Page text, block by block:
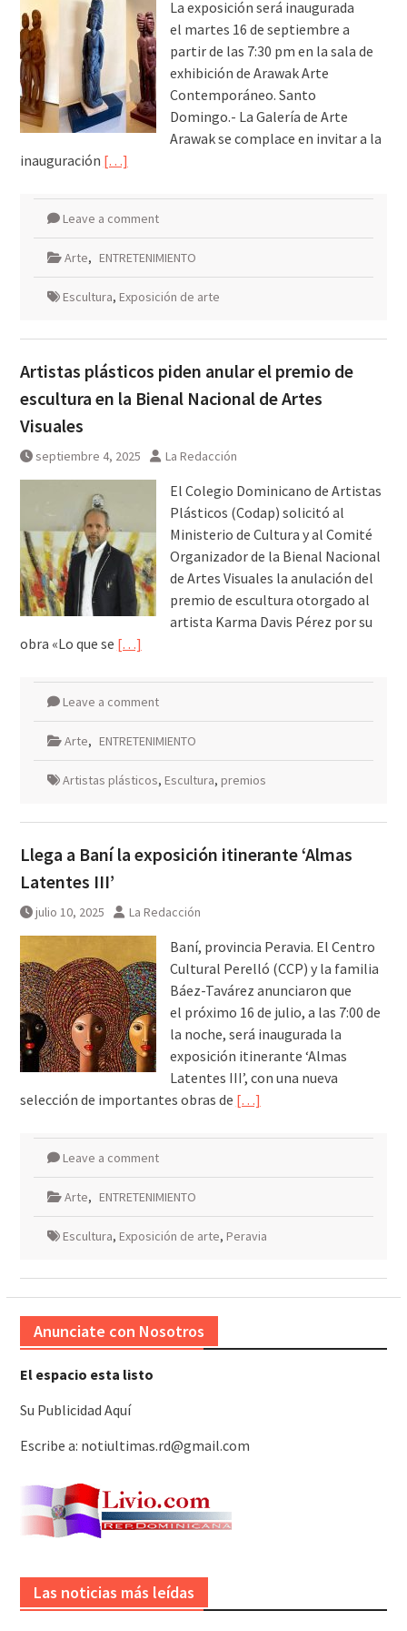
La exposición será inaugurada
el martes 16 de septiembre a
partir de las 7:30 pm en la sala de
exhibición de Arawak Arte
Contemporáneo. Santo
Domingo.- La Galería de Arte
Arawak se complace en invitar a la
inauguración […]
Leave a comment
Arte, ENTRETENIMIENTO
Escultura, Exposición de arte
Artistas plásticos piden anular el premio de
escultura en la Bienal Nacional de Artes
Visuales
septiembre 4, 2025 La Redacción
El Colegio Dominicano de Artistas
Plásticos (Codap) solicitó al
Ministerio de Cultura y al Comité
Organizador de la Bienal Nacional
de Artes Visuales la anulación del
premio de escultura otorgado al
artista Karma Davis Pérez por su
obra «Lo que se […]
Leave a comment
Arte, ENTRETENIMIENTO
Artistas plásticos, Escultura, premios
Llega a Baní la exposición itinerante ‘Almas
Latentes III’
julio 10, 2025 La Redacción
Baní, provincia Peravia. El Centro
Cultural Perelló (CCP) y la familia
Báez-Tavárez anunciaron que
el próximo 16 de julio, a las 7:00 de
la noche, será inaugurada la
exposición itinerante ‘Almas
Latentes III’, con una nueva
selección de importantes obras de […]
Leave a comment
Arte, ENTRETENIMIENTO
Escultura, Exposición de arte, Peravia
Anunciate con Nosotros
El espacio esta listo
Su Publicidad Aquí
Escribe a: notiultimas.rd@gmail.com
Las noticias más leídas